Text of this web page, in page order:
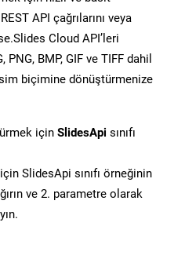
API çağrılarını veya
Cloud API’leri
BMP, GIF ve TIFF dahil
biçimine dönüştürmenize
için SlidesApi sınıfı
SlidesApi sınıfı örneğinin
ve 2. parametre olarak